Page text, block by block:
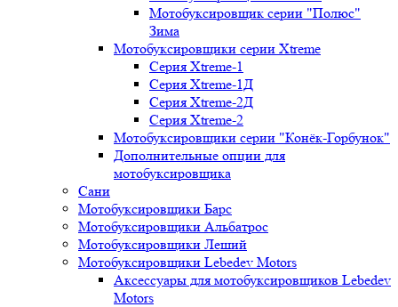
Мотобуксировщик серии "Полюс"
Зима
Мотобуксировщики серии Xtreme
Серия Xtreme-1
Серия Xtreme-1Д
Серия Xtreme-2Д
Серия Xtreme-2
Мотобуксировщики серии "Конёк-Горбунок"
Дополнительные опции для
мотобуксировщика
Сани
Мотобуксировщики Барс
Мотобуксировщики Альбатрос
Мотобуксировщики Леший
Мотобуксировщики Lebedev Motors
Аксессуары для мотобуксировщиков Lebedev
Motors